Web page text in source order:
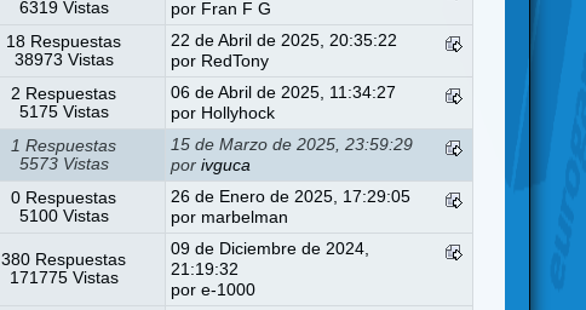
6319 Vistas
por Fran F G
18 Respuestas
38973 Vistas
22 de Abril de 2025, 20:35:22
por RedTony
2 Respuestas
5175 Vistas
06 de Abril de 2025, 11:34:27
por Hollyhock
1 Respuestas
5573 Vistas
15 de Marzo de 2025, 23:59:29
porivguca
0 Respuestas
5100 Vistas
26 de Enero de 2025, 17:29:05
por marbelman
380 Respuestas
171775 Vistas
09 de Diciembre de 2024,
21:19:32
pore-1000